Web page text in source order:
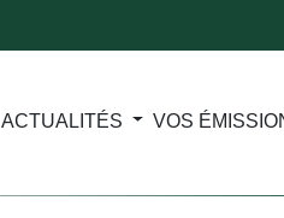
ACTUALITÉS VOS